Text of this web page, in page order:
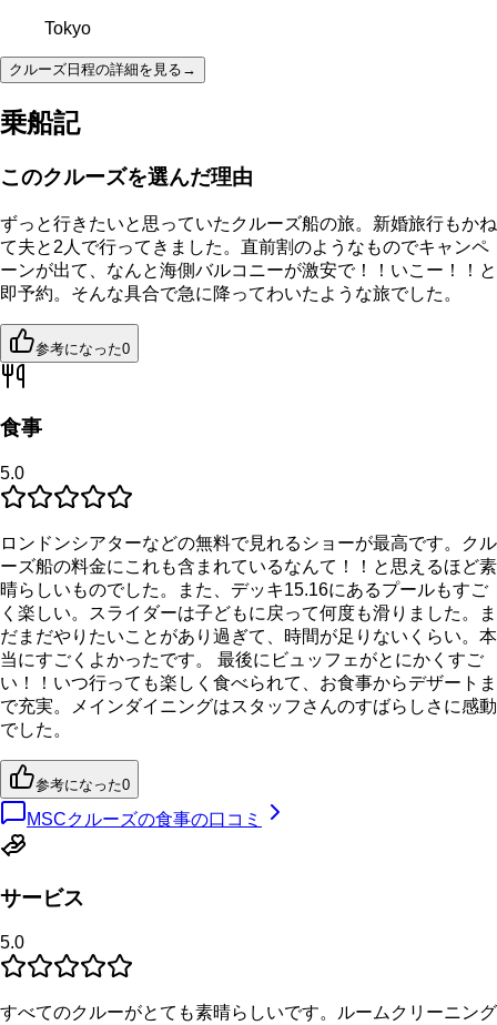
Tokyo
クルーズ日程の詳細を見る →
乗船記
このクルーズを選んだ理由
ずっと行きたいと思っていたクルーズ船の旅。新婚旅行もかね
て夫と2人で行ってきました。直前割のようなものでキャンペ
ーンが出て、なんと海側バルコニーが激安で！！いこー！！と
即予約。そんな具合で急に降ってわいたような旅でした。
参考になった0
食事
5.0
ロンドンシアターなどの無料で見れるショーが最高です。クル
ーズ船の料金にこれも含まれているなんて！！と思えるほど素
晴らしいものでした。また、デッキ15.16にあるプールもすご
く楽しい。スライダーは子どもに戻って何度も滑りました。ま
だまだやりたいことがあり過ぎて、時間が足りないくらい。本
当にすごくよかったです。 最後にビュッフェがとにかくすご
い！！いつ行っても楽しく食べられて、お食事からデザートま
で充実。メインダイニングはスタッフさんのすばらしさに感動
でした。
参考になった0
MSCクルーズの食事の口コミ
サービス
5.0
すべてのクルーがとても素晴らしいです。ルームクリーニング